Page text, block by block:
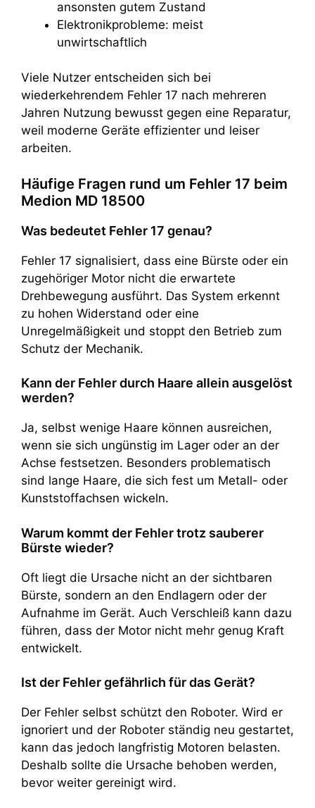
ansonsten gutem Zustand
Elektronikprobleme: meist
unwirtschaftlich
Viele Nutzer entscheiden sich bei
wiederkehrendem Fehler 17 nach mehreren
Jahren Nutzung bewusst gegen eine Reparatur,
weil moderne Geräte effizienter und leiser
arbeiten.
Häufige Fragen rund um Fehler 17 beim
Medion MD 18500
Was bedeutet Fehler 17 genau?
Fehler 17 signalisiert, dass eine Bürste oder ein
zugehöriger Motor nicht die erwartete
Drehbewegung ausführt. Das System erkennt
zu hohen Widerstand oder eine
Unregelmäßigkeit und stoppt den Betrieb zum
Schutz der Mechanik.
Kann der Fehler durch Haare allein ausgelöst
werden?
Ja, selbst wenige Haare können ausreichen,
wenn sie sich ungünstig im Lager oder an der
Achse festsetzen. Besonders problematisch
sind lange Haare, die sich fest um Metall- oder
Kunststoffachsen wickeln.
Warum kommt der Fehler trotz sauberer
Bürste wieder?
Oft liegt die Ursache nicht an der sichtbaren
Bürste, sondern an den Endlagern oder der
Aufnahme im Gerät. Auch Verschleiß kann dazu
führen, dass der Motor nicht mehr genug Kraft
entwickelt.
Ist der Fehler gefährlich für das Gerät?
Der Fehler selbst schützt den Roboter. Wird er
ignoriert und der Roboter ständig neu gestartet,
kann das jedoch langfristig Motoren belasten.
Deshalb sollte die Ursache behoben werden,
bevor weiter gereinigt wird.